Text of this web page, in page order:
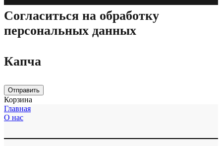
Cогласиться на обработку
персональных данных
Капча
Отправить
Корзина
Главная
О нас